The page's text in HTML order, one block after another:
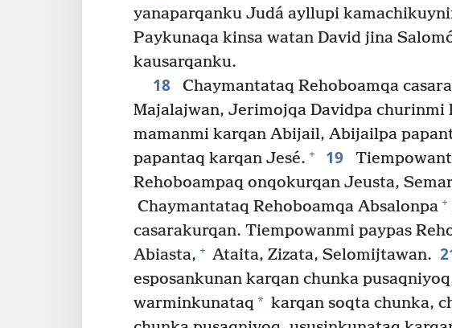
yanaparqanku Judá ayllupi
Paykunaqa kinsa watan David jina
kausarqanku.
18
Chaymantataq Rehoboamqa
Majalajwan, Jerimojqa Davidpa churinmi
mamanmi karqan Abijail, Abijailpa
papantaq karqan Jesé. + 19
Rehoboampaq onqokurqan Jeusta,
Chaymantataq Rehoboamqa Absalonpa +
casarakurqan. Tiempowanmi paypas
Abiasta, + Ataita, Zizata, Selomijtawan.
esposankunan karqan chunka
warminkunataq * karqan soqta chunka,